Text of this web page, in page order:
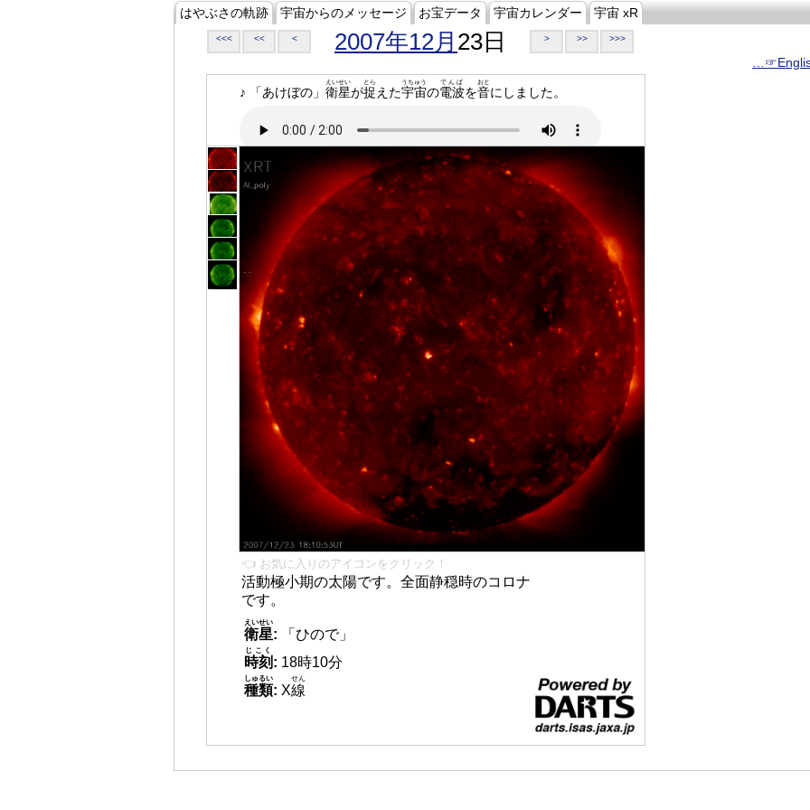
はやぶさの軌跡 宇宙からのメッセージ お宝データ 宇宙カレンダー 宇宙 xR
<<< << < 2007年12月 23日 > >> >>>
♪ 「あけぼの」 衛星
えいせい
が捉
とら
えた宇宙
うちゅう
の電波
でんぱ
を音
おと
にしました。
👈 お気に入りのアイコンをクリック！
活動極小期の太陽です。全面静穏時のコロナ
です。
衛星
えいせい
:
「ひので」
時刻
じこく
: 18時10分
種類
しゅるい
: X線
せん